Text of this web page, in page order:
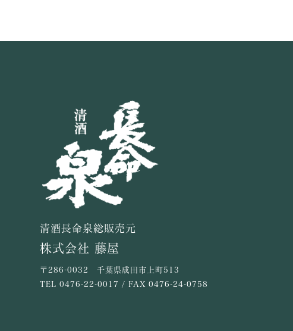
清酒長命泉総販売元
株式会社 藤屋
〒286-0032 千葉県成田市上町513
TEL0476-22-0017 / FAX 0476-24-0758